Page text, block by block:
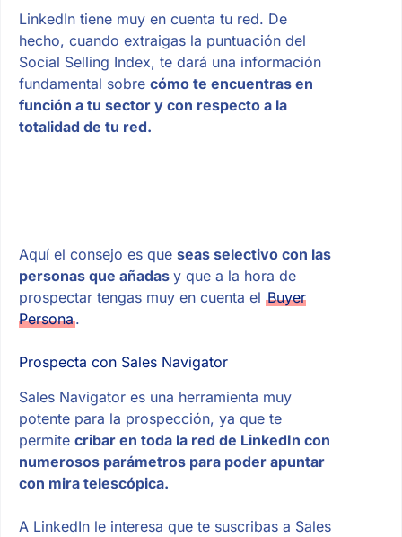
LinkedIn tiene muy en cuenta tu red. De
hecho, cuando extraigas la puntuación del
Social Selling Index, te dará una información
fundamental sobre cómo te encuentras en
función a tu sector y con respecto a la
totalidad de tu red.
Aquí el consejo es que seas selectivo con las
personas que añadas y que a la hora de
prospectar tengas muy en cuenta el Buyer
Persona.
Prospecta con Sales Navigator
Sales Navigator es una herramienta muy
potente para la prospección, ya que te
permite cribar en toda la red de LinkedIn con
numerosos parámetros para poder apuntar
con mira telescópica.
A LinkedIn le interesa que te suscribas a Sales